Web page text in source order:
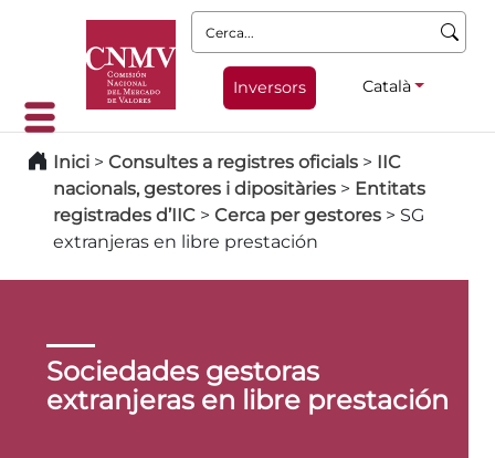
Cerca:
Inversors Català
Inici > Consultes a registres oficials > IIC
nacionals, gestores i dipositàries > Entitats
registrades d’IIC > Cerca per gestores > SG
extranjeras en libre prestación
Sociedades gestoras
extranjeras en libre prestación